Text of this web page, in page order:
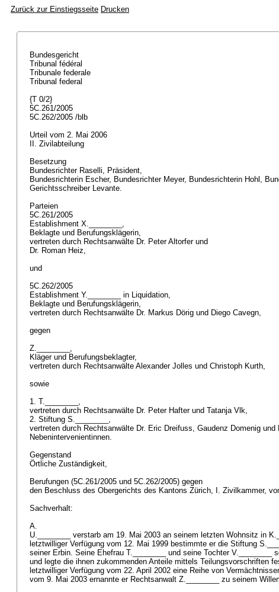
Zurück zur Einstiegsseite Drucken
Bundesgericht
Tribunal fédéral
Tribunale federale
Tribunal federal
{T 0/2}
5C.261/2005
5C.262/2005 /blb
Urteil vom 2. Mai 2006
II. Zivilabteilung
Besetzung
Bundesrichter Raselli, Präsident,
Bundesrichterin Escher, Bundesrichter Meyer, Bundesrichterin Hohl,
Gerichtsschreiber Levante.
Parteien
5C.261/2005
Establishment X.________,
Beklagte und Berufungsklägerin,
vertreten durch Rechtsanwälte Dr. Peter Altorfer und
Dr. Roman Heiz,
und
5C.262/2005
Establishment Y.________ in Liquidation,
Beklagte und Berufungsklägerin,
vertreten durch Rechtsanwälte Dr. Markus Dörig und Diego Cavegn,
gegen
Z.________,
Kläger und Berufungsbeklagter,
vertreten durch Rechtsanwälte Alexander Jolles und Christoph Kurth,
sowie
1. T.________,
vertreten durch Rechtsanwälte Dr. Peter Hafter und Tatanja Vlk,
2. Stiftung S.________,
vertreten durch Rechtsanwälte Dr. Eric Dreifuss, Gaudenz Domenig und
Nebenintervenientinnen.
Gegenstand
Örtliche Zuständigkeit,
Berufungen (5C.261/2005 und 5C.262/2005) gegen
den Beschluss des Obergerichts des Kantons Zürich, I. Zivilkammer,
Sachverhalt:
A.
U.________ verstarb am 19. Mai 2003 an seinem letzten Wohnsitz in
letztwilliger Verfügung vom 12. Mai 1999 bestimmte er die Stiftung
seiner Erbin. Seine Ehefrau T.________ und seine Tochter V.________
und legte die ihnen zukommenden Anteile mittels Teilungsvorschriften
letztwilliger Verfügung vom 22. April 2002 eine Reihe von
vom 9. Mai 2003 ernannte er Rechtsanwalt Z.________ zu seinem